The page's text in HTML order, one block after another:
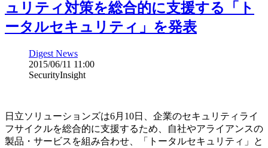
ュリティ対策を総合的に支援する「ト
ータルセキュリティ」を発表
Digest News
2015/06/11 11:00
SecurityInsight
日立ソリューションズは6月10日、企業のセキュリティライ
フサイクルを総合的に支援するため、自社やアライアンスの
製品・サービスを組み合わせ、「トータルセキュリティ」と